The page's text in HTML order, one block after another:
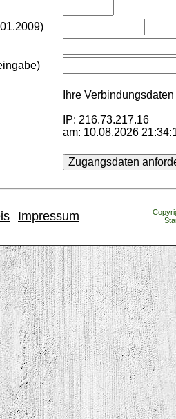
Ihre
IP: 216.73.217.16
am: 10.08.2026
Impressum